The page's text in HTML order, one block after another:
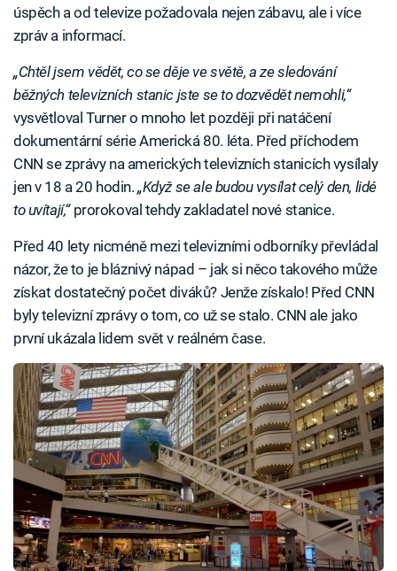
úspěch a od televize požadovala nejen zábavu, ale i více
zpráv a informací.
„Chtěl jsem vědět, co se děje ve světě, a ze sledování
běžných televizních stanic jste se to dozvědět nemohli,“
vysvětloval Turner o mnoho let později při natáčení
dokumentární série Americká 80. léta. Před příchodem
CNN se zprávy na amerických televizních stanicích vysílaly
jen v 18 a 20 hodin.„Když se ale budou vysílat celý den, lidé
to uvítají,“prorokoval tehdy zakladatel nové stanice.
Před 40 lety nicméně mezi televizními odborníky převládal
názor, že to je bláznivý nápad – jak si něco takového může
získat dostatečný počet diváků? Jenže získalo! Před CNN
byly televizní zprávy o tom, co už se stalo. CNN ale jako
první ukázala lidem svět v reálném čase.